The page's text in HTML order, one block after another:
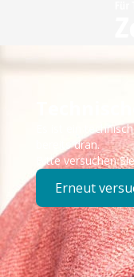
Es ist ein
bereits dran.
Bitte versuchen
Erneut